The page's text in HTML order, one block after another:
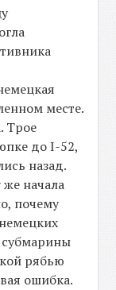
месте.
Трое
до I-52,
назад.
же начала
почему
субмарины
рябью
ошибка.